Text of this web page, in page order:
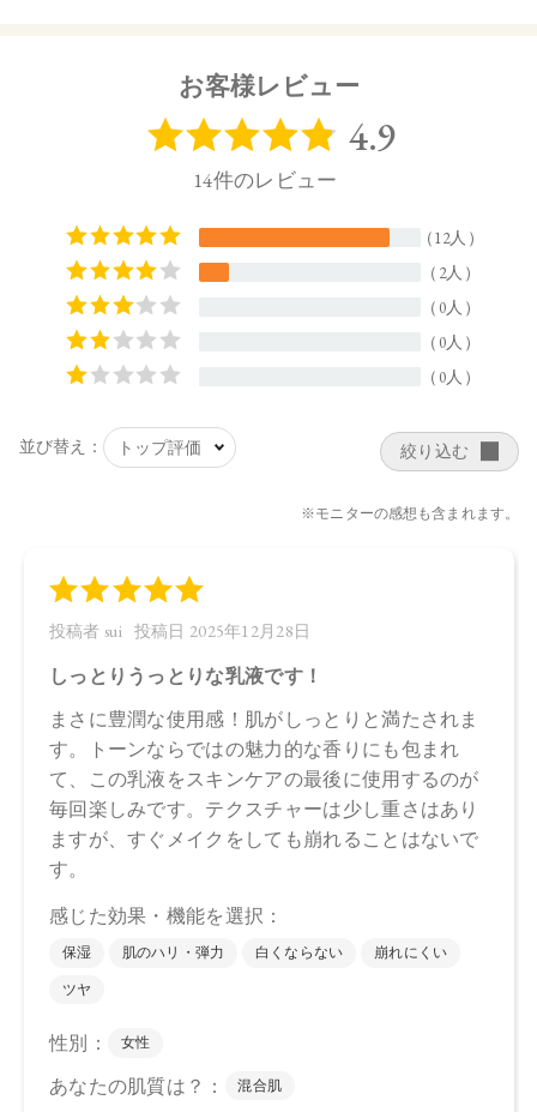
ヤク根エキス、セイヨウノコギリソウエキス、エクトイン、
ー葉油、セイヨウノコギリソウ油、セイヨウシロヤナギ樹皮
ス、サトザクラ花エキス、ザクロ果実エキス 、ツボクサ葉
ベンダー花エキス、ホホバエステル、ヒマワリ種子ロウ、ア
ルギニン、 加水分解ホホバエステル、クエン酸ステアリン酸
グリセリル、ステアリン酸グリセリル、キサンタンガム、ス
テアロイルグルタミン酸Ｎａ、ポリグリセリン－３、水添レ
シチン、フィチン酸、フィトステロールズ、トコフェロー
ル、酸化銀、クエン酸、ＢＧ 、香料
【原産国】
4571649063566
【店舗発売日】
Biople 2025/9/26
※店舗での取り扱いや詳しい在庫状況につきましては、各店
舗にお問い合わせください。
※発売日は予告なく変更する可能性がございます。予めご了
承ください。
※通常はご注文より１～３営業日での発送となります。
商品によっては、お届けまで１～２週間かかる場合がござい
ますので予めご了承ください。
●パッケージはリニューアル等の理由により、写真と異なる場
合がございます。
載と異なる場合がございます。
●予告なくパッケージ仕様が変更になる場合がございます。
お客様レビュー